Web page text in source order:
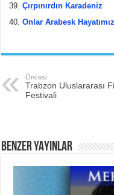
Çırpınırdın Karadeniz
Onlar Arabesk
Öncesi
Trabzon Uluslararası
Festivali
BENZER YAYINLAR